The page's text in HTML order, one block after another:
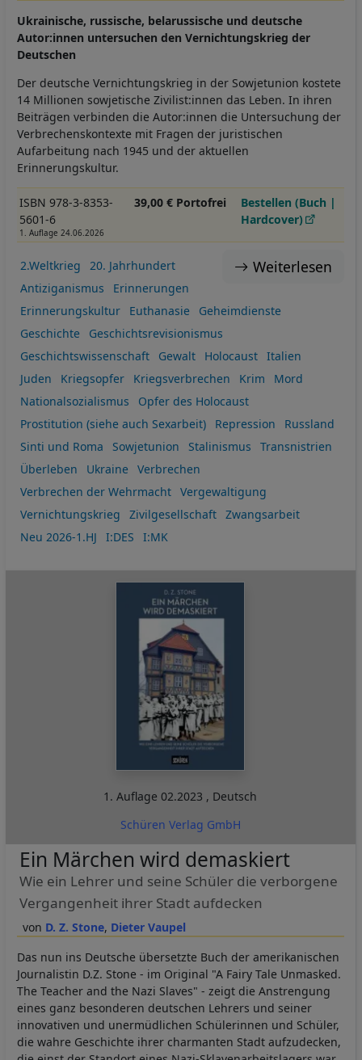
Ukrainische, russische, belarussische und deutsche
Autor:innen untersuchen den Vernichtungskrieg der
Deutschen
Der deutsche Vernichtungskrieg in der Sowjetunion kostete
14 Millionen sowjetische Zivilist:innen das Leben. In ihren
Beiträgen verbinden die Autor:innen die Untersuchung der
Verbrechenskontexte mit Fragen der juristischen
Aufarbeitung nach 1945 und der aktuellen
Erinnerungskultur.
ISBN 978-3-8353-
5601-6
1. Auflage 24.06.2026
39,00 € Portofrei
Bestellen (Buch |
Hardcover)
Weiterlesen
2.Weltkrieg
20. Jahrhundert
Antiziganismus
Erinnerungen
Erinnerungskultur
Euthanasie
Geheimdienste
Geschichte
Geschichtsrevisionismus
Geschichtswissenschaft
Gewalt Holocaust
Italien
Juden
Kriegsopfer Kriegsverbrechen Krim
Mord
Nationalsozialismus
Opfer des Holocaust
Prostitution (siehe auch Sexarbeit)
Repression
Russland
Sinti und Roma
Sowjetunion Stalinismus
Transnistrien
Überleben
Ukraine
Verbrechen
Verbrechen der Wehrmacht
Vergewaltigung
Vernichtungskrieg
Zivilgesellschaft
Zwangsarbeit
Neu 2026-1.HJ
I:DES I:MK
1. Auflage02.2023 , Deutsch
Schüren Verlag GmbH
D. Z. Stone Dieter Vaupel
Ein Märchen wird demaskiert
Wie ein Lehrer und seine Schüler die verborgene
Vergangenheit ihrer Stadt aufdecken
Das nun ins Deutsche übersetzte Buch der amerikanischen
Journalistin D.Z. Stone - im Original "A Fairy Tale Unmasked.
The Teacher and the Nazi Slaves" - zeigt die Anstrengung
eines ganz besonderen deutschen Lehrers und seiner
innovativen und unermüdlichen Schülerinnen und Schüler,
die wahre Geschichte ihrer charmanten Stadt aufzudecken,